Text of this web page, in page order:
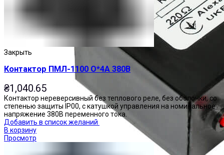
Закрыть
Контактор ПМЛ-1100 О*4А 380В
₴1,040.65
Контактор нереверсивный без теплового реле, без оболочки, со
степенью защиты IP00, с катушкой управления на номинальное
напряжение 380В переменного тока.
Добавить в список желаний
В корзину
Просмотр